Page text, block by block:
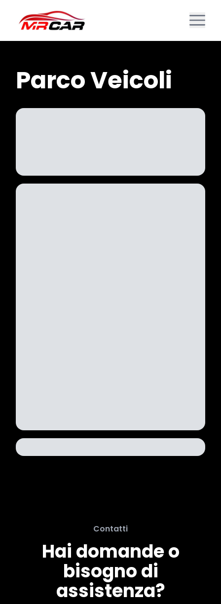
Parco Veicoli
Contatti
Hai domande o
bisogno di
assistenza?